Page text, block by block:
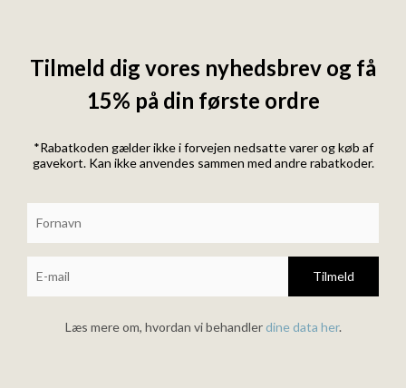
Tilmeld dig vores nyhedsbrev og få
15% på din første ordre
*Rabatkoden gælder ikke i forvejen nedsatte varer og køb af
gavekort. Kan ikke anvendes sammen med andre rabatkoder.
Tilmeld
Læs mere om, hvordan vi behandlerdine data her.